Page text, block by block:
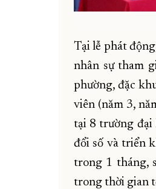
Tại lễ phát
nhân sự tham
phường, đặc
viên (năm 3,
tại 8 trường đại
đổi số và triển
trong 1 tháng,
trong thời gian